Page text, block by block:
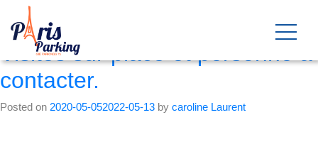
Mois :
Visites sur place et personne à
contacter.
Posted on 2020-05-052022-05-13 by caroline Laurent